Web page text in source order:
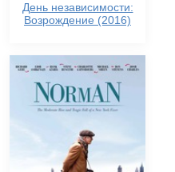
День независимости:
Возрождение (2016)